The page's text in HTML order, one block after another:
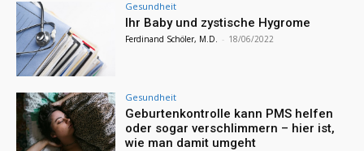
Gesundheit
Ihr Baby und zystische Hygrome
Ferdinand Schöler, M.D. - 18/06/2022
Gesundheit
Geburtenkontrolle kann PMS helfen
oder sogar verschlimmern – hier ist,
wie man damit umgeht